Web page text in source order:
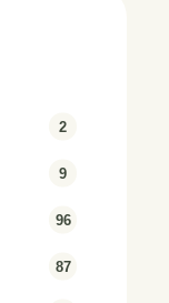
2
9
96
87